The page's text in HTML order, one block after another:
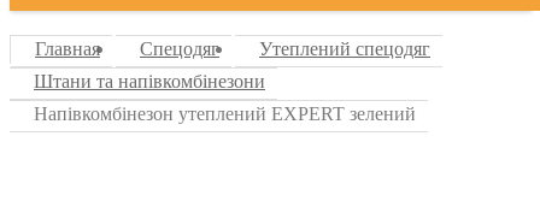
Главная Спецодяг
Утеплений спецодяг
Штани та напівкомбінезони
Напівкомбінезон утеплений EXPERT зелений